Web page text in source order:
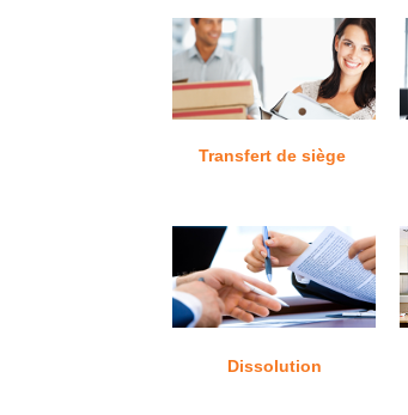
Transfert de siège
Dissolution